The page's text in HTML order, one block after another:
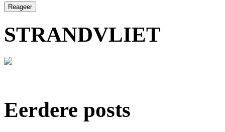
STRANDVLIET
Eerdere posts